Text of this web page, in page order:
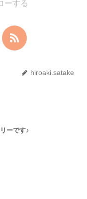
ーする
hiroaki.satake
ーです♪